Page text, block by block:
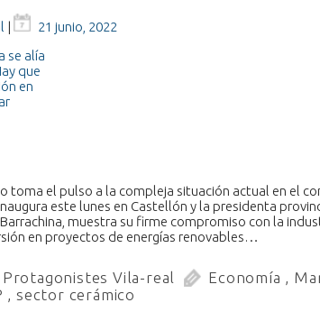
| 21 junio, 2022
toma el pulso a la compleja situación actual en el
este lunes en Castellón y la presidenta
muestra su firme compromiso con la
en proyectos de energías renovables…
Protagonistes Vila-real Economía ,
, sector cerámico